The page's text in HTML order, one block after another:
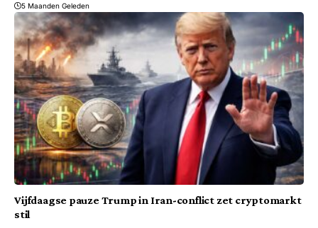
5 Maanden Geleden
Vijfdaagse pauze Trump in Iran-conflict zet cryptomarkt
stil